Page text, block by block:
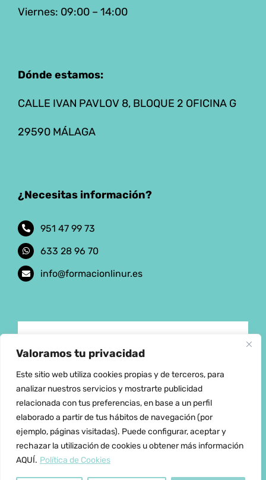
Valoramos tu privacidad
Este sitio web utiliza cookies propias y de terceros, para
analizar nuestros servicios y mostrarte publicidad
relacionada con tus preferencias, en base a un perfil
elaborado a partir de tus hábitos de navegación (por
ejemplo, páginas visitadas). Puede configurar, aceptar y
rechazar la utilización de cookies u obtener más información
AQUÍ. Política de Cookies
Viernes: 09:00 – 14:00
Dónde estamos:
CALLE IVAN PAVLOV 8, BLOQUE 2 OFICINA G
29590 MÁLAGA
¿Necesitas información?
951 47 99 73
633 28 96 70
info@formacionlinur.es
Política de privacidad
Política de cookies
Condiciones de Venta